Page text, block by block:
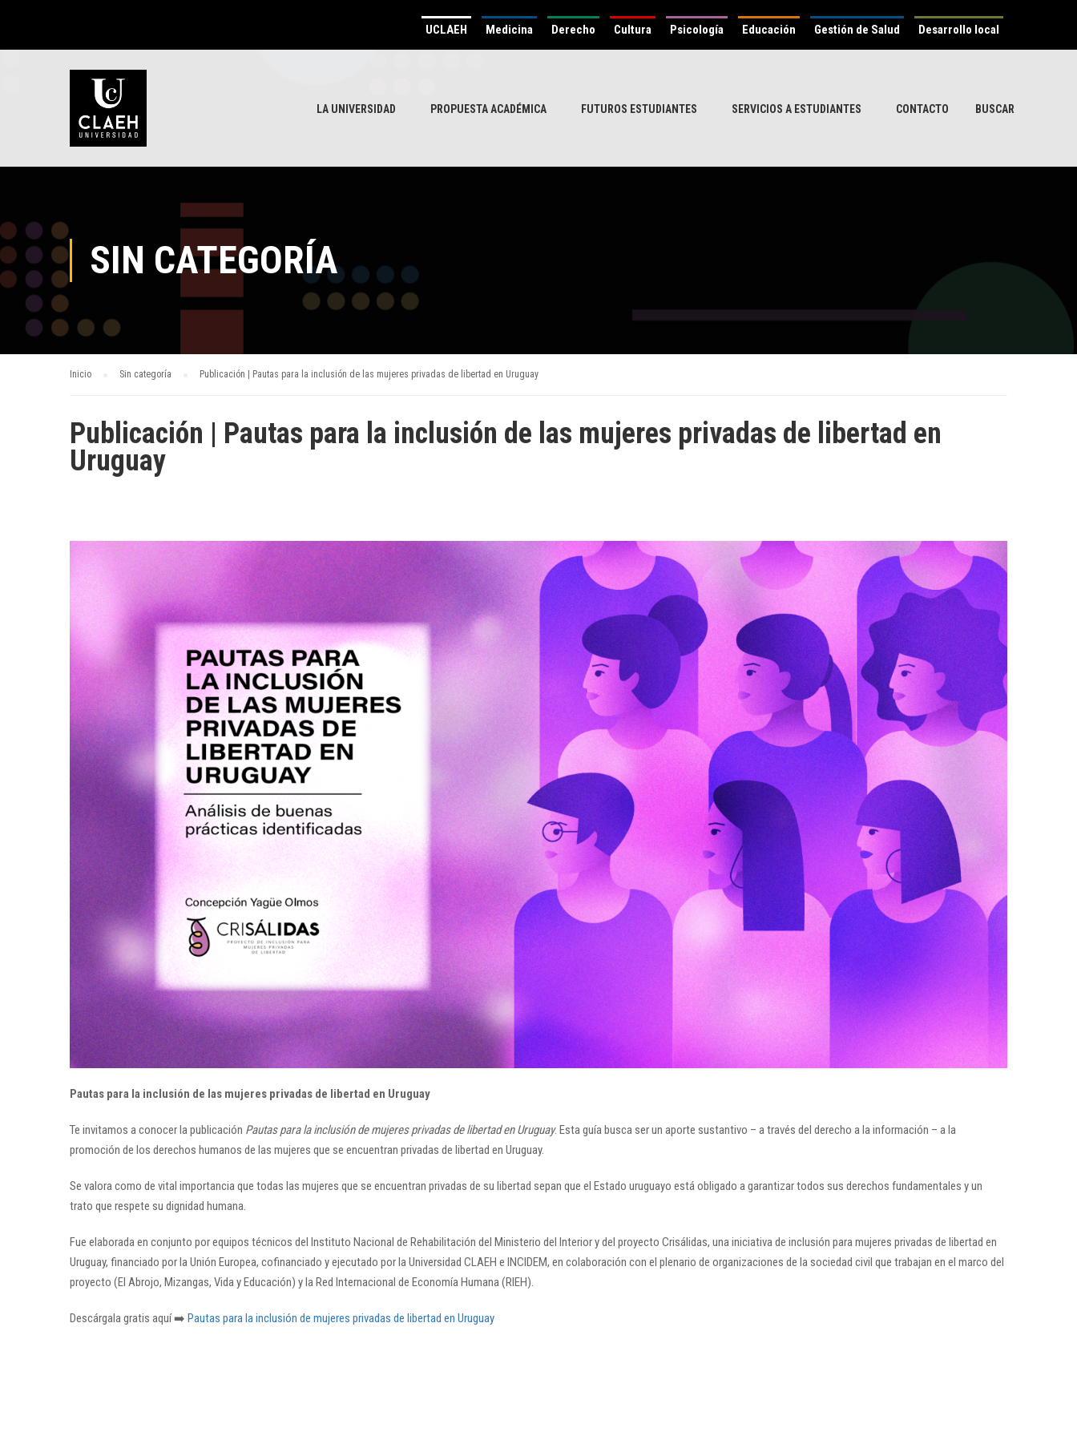
UCLAEH Medicina Derecho Cultura Psicología Educación Gestión de Salud Desarrollo local
LA UNIVERSIDAD PROPUESTA ACADÉMICA FUTUROS ESTUDIANTES SERVICIOS A ESTUDIANTES CONTACTO
SIN CATEGORÍA
Inicio Sin categoría Publicación | Pautas para la inclusión de las mujeres privadas de libertad en Uruguay
Publicación | Pautas para la inclusión de las mujeres privadas de libertad en
Uruguay
Pautas para la inclusión de las mujeres privadas de libertad en Uruguay
Te invitamos a conocer la publicación Pautas para la inclusión de mujeres privadas de libertad en Uruguay. Esta guía busca ser un aporte sustantivo – a través del derecho a la información – a la
promoción de los derechos humanos de las mujeres que se encuentran privadas de libertad en Uruguay.
Se valora como de vital importancia que todas las mujeres que se encuentran privadas de su libertad sepan que el Estado uruguayo está obligado a garantizar todos sus derechos fundamentales y un
trato que respete su dignidad humana.
Fue elaborada en conjunto por equipos técnicos del Instituto Nacional de Rehabilitación del Ministerio del Interior y del proyecto Crisálidas, una iniciativa de inclusión para mujeres privadas de libertad en
Uruguay, financiado por la Unión Europea, cofinanciado y ejecutado por la Universidad CLAEH e INCIDEM, en colaboración con el plenario de organizaciones de la sociedad civil que trabajan en el marco del
proyecto (El Abrojo, Mizangas, Vida y Educación) y la Red Internacional de Economía Humana (RIEH).
Descárgala gratis aquí ➡️ Pautas para la inclusión de mujeres privadas de libertad en Uruguay